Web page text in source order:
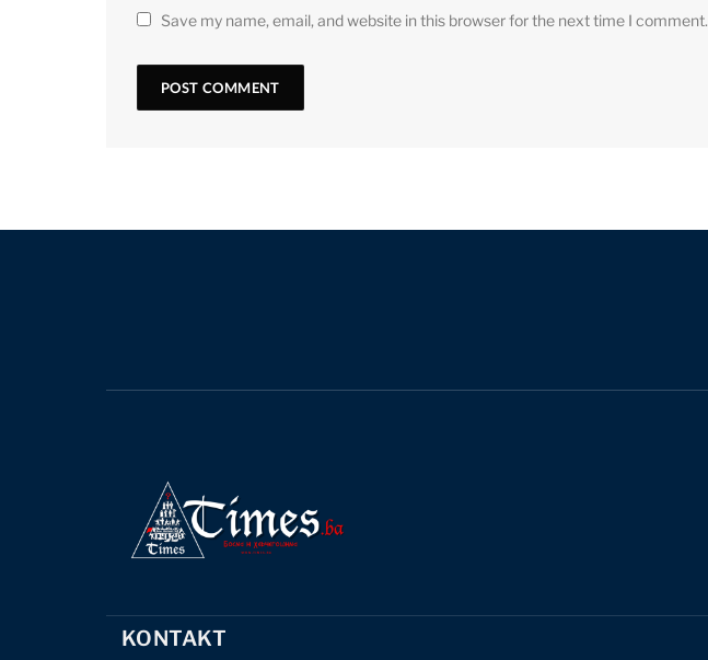
Save my name, email, and website in this browser for the next time I comment.
KONTAKT